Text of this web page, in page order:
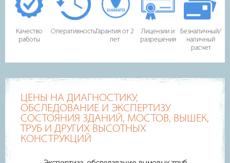
Качество
работы
ОперативностьГарантия от 2
лет
Лицензии и
разрешения
Безналичный/
наличный
расчет
ЦЕНЫ НА ДИАГНОСТИКУ,
ОБСЛЕДОВАНИЕ И ЭКСПЕРТИЗУ
СОСТОЯНИЯ ЗДАНИЙ, МОСТОВ, ВЫШЕК,
ТРУБ И ДРУГИХ ВЫСОТНЫХ
КОНСТРУКЦИЙ